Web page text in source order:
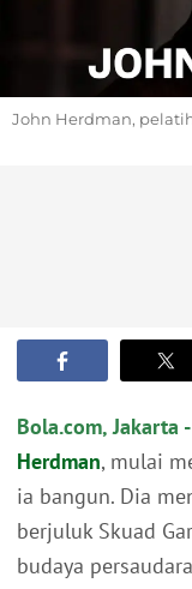
John Herdman,
Bola.com, Jakarta -
Herdman, mulai
ia bangun. Dia
berjuluk Skuad
budaya